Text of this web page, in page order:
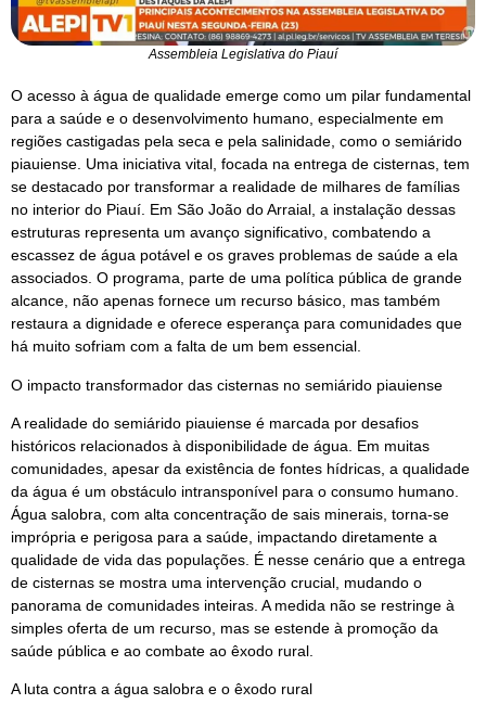
Assembleia Legislativa do Piauí
O acesso à água de qualidade emerge como um pilar fundamental
para a saúde e o desenvolvimento humano, especialmente em
regiões castigadas pela seca e pela salinidade, como o semiárido
piauiense. Uma iniciativa vital, focada na entrega de cisternas, tem
se destacado por transformar a realidade de milhares de famílias
no interior do Piauí. Em São João do Arraial, a instalação dessas
estruturas representa um avanço significativo, combatendo a
escassez de água potável e os graves problemas de saúde a ela
associados. O programa, parte de uma política pública de grande
alcance, não apenas fornece um recurso básico, mas também
restaura a dignidade e oferece esperança para comunidades que
há muito sofriam com a falta de um bem essencial.
O impacto transformador das cisternas no semiárido piauiense
A realidade do semiárido piauiense é marcada por desafios
históricos relacionados à disponibilidade de água. Em muitas
comunidades, apesar da existência de fontes hídricas, a qualidade
da água é um obstáculo intransponível para o consumo humano.
Água salobra, com alta concentração de sais minerais, torna-se
imprópria e perigosa para a saúde, impactando diretamente a
qualidade de vida das populações. É nesse cenário que a entrega
de cisternas se mostra uma intervenção crucial, mudando o
panorama de comunidades inteiras. A medida não se restringe à
simples oferta de um recurso, mas se estende à promoção da
saúde pública e ao combate ao êxodo rural.
A luta contra a água salobra e o êxodo rural